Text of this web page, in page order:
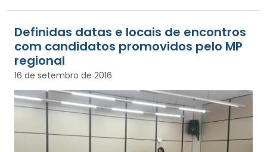
Definidas datas e locais de encontros
com candidatos promovidos pelo MP
regional
16 de setembro de 2016